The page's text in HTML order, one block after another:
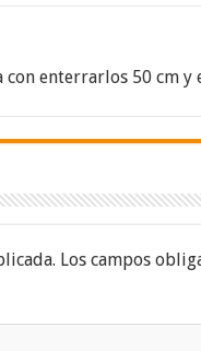
enterrarlos 50 cm y
Los campos